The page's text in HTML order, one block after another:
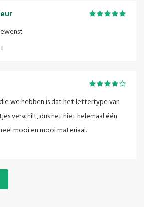
we hebben is dat het lettertype van
verschilt, dus net niet helemaal één
mooi en mooi materiaal.